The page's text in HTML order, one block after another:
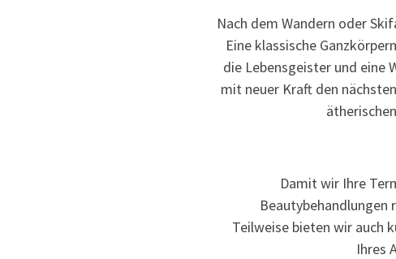
Nach dem Wandern oder
Eine klassische
die Lebensgeister und eine
mit neuer Kraft den
Damit wir Ihre
Beautybehandlungen
Teilweise bieten wir auch
Ihres